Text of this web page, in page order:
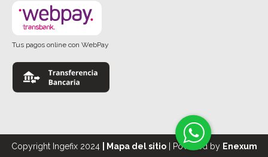
Tus pagos online con WebPay
Copyright Ingefix 2024 Mapa del sitio| Powered by Enexum